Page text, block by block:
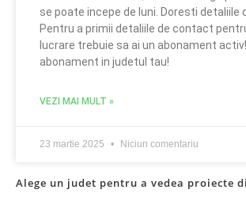
se poate incepe de luni. Doresti detaliile
Pentru a primii detaliile de contact
lucrare trebuie sa ai un abonament
abonament in judetul tau!
VEZI MAI MULT »
23 martie 2025 Niciun comentariu
Alege un judet pentru a vedea proiecte